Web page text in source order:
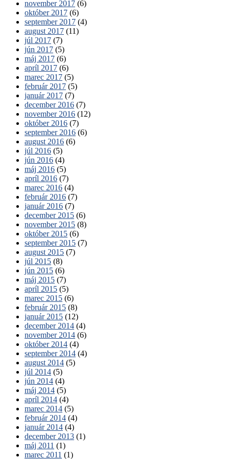
november 2017 (6)
október 2017 (6)
september 2017 (4)
august 2017 (11)
júl 2017 (7)
jún 2017 (5)
máj 2017 (6)
apríl 2017 (6)
marec 2017 (5)
február 2017 (5)
január 2017 (7)
december 2016 (7)
november 2016 (12)
október 2016 (7)
september 2016 (6)
august 2016 (6)
júl 2016 (5)
jún 2016 (4)
máj 2016 (5)
apríl 2016 (7)
marec 2016 (4)
február 2016 (7)
január 2016 (7)
december 2015 (6)
november 2015 (8)
október 2015 (6)
september 2015 (7)
august 2015 (7)
júl 2015 (8)
jún 2015 (6)
máj 2015 (7)
apríl 2015 (5)
marec 2015 (6)
február 2015 (8)
január 2015 (12)
december 2014 (4)
november 2014 (6)
október 2014 (4)
september 2014 (4)
august 2014 (5)
júl 2014 (5)
jún 2014 (4)
máj 2014 (5)
apríl 2014 (4)
marec 2014 (5)
február 2014 (4)
január 2014 (4)
december 2013 (1)
máj 2011 (1)
marec 2011 (1)